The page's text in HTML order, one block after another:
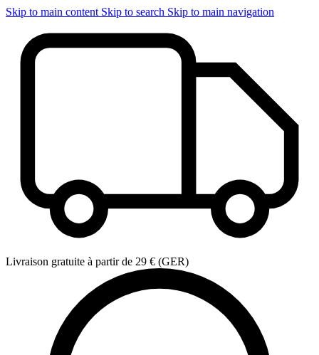
Skip to main content Skip to search Skip to main navigation
Livraison gratuite à partir de 29 € (GER)